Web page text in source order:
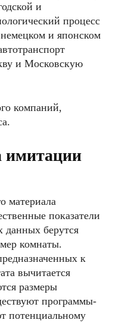
и
процесс
и японском
и Московскую
компаний,
имитации
материала
показатели
данных берутся
комнаты.
к
вычитается
размеры
программы-
потенциальному